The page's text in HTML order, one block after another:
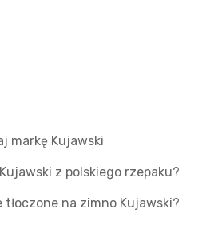
markę Kujawski
z polskiego rzepaku?
na zimno Kujawski?